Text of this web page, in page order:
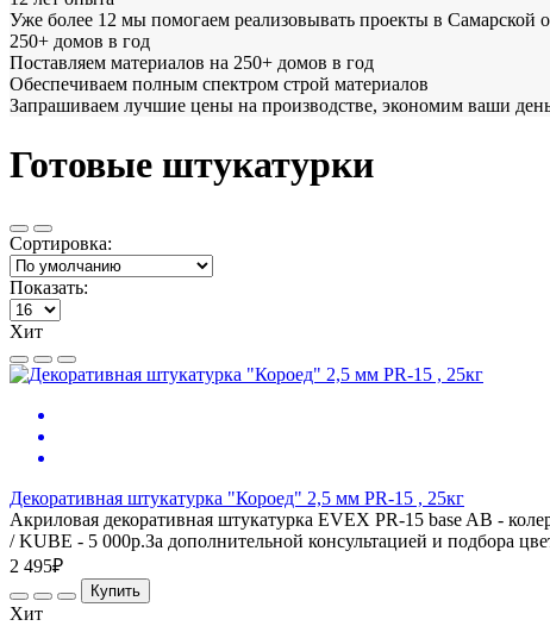
Уже более 12 мы помогаем реализовывать проекты в Самарской
250+ домов в год
Поставляем материалов на 250+ домов в год
Обеспечиваем полным спектром строй материалов
Запрашиваем лучшие цены на производстве, экономим ваши
Готовые штукатурки
Сортировка:
Показать:
Хит
Декоративная штукатурка "Короед" 2,5 мм PR-15 , 25кг
Акриловая декоративная штукатурка EVEX PR-15 base AB -
/ KUBE - 5 000р.За дополнительной консультацией и подбора
2 495₽
Купить
Хит